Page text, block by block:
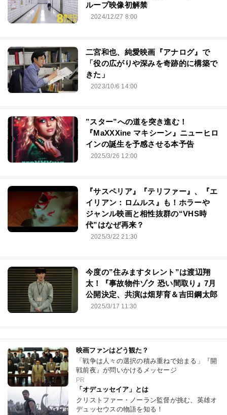
ループ映像初解禁
2024/12/27 8:00
二宮和也、純愛映画『アナログ』で
「役の広がりや深みを奇跡的に構築で
きた」
2023/10/6 14:00
”スター”への道を突き進む！
『MaXXXine マキシーン』ニューヒロ
インの誕生を予感させる本予告
2025/3/26 12:00
『サスペリア』『テリファー』、『エ
イリアン：ロムルス』も！ホラーや
ジャンル映画と相性抜群の“VHS時
代”はなぜ再来？
2025/3/22 21:30
今度の”住みますタレント”は渡辺翔
太！『事故物件ゾク 恐い間取り』7月
公開決定、共演は畑芽育＆吉田鋼太郎
2025/3/17 11:30
映画ファンはどう観た？
「戦争は人々の選択の積み重ねで始まる」『開
戦前夜』が問いかけるメッセージ
PR
「オデュッセイア」とは
クリストファー・ノーラン監督が挑む、英雄オ
デュッセウスの物語を知る！